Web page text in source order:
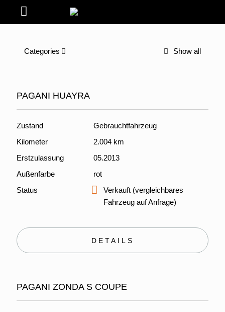
Categories Show all
PAGANI HUAYRA
Zustand
Gebrauchtfahrzeug
Kilometer
2.004 km
Erstzulassung
05.2013
Außenfarbe
rot
Status
Verkauft (vergleichbares
Fahrzeug auf Anfrage)
DETAILS
PAGANI ZONDA S COUPE